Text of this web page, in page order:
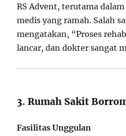
RS Advent, terutama
medis yang ramah. Salah
mengatakan, “Proses
lancar, dan dokter sangat
3. Rumah Sakit
Fasilitas Unggulan